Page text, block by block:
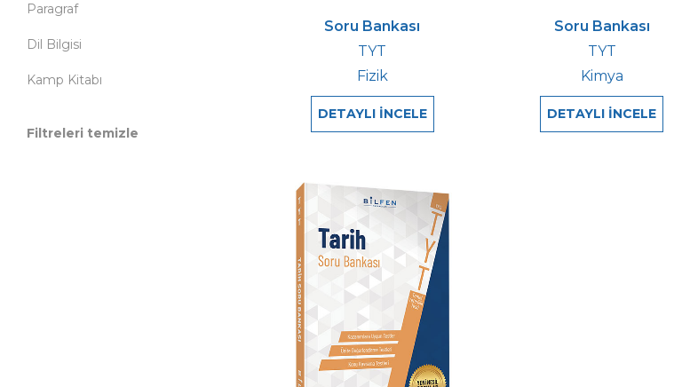
Paragraf
Dil Bilgisi
Kamp Kitabı
Filtreleri temizle
Soru Bankası
TYT
Fizik
DETAYLI İNCELE
Soru Bankası
TYT
Kimya
DETAYLI İNCELE